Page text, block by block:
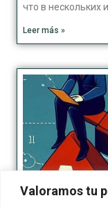
Valoramos tu
что в нескольких
Leer más »